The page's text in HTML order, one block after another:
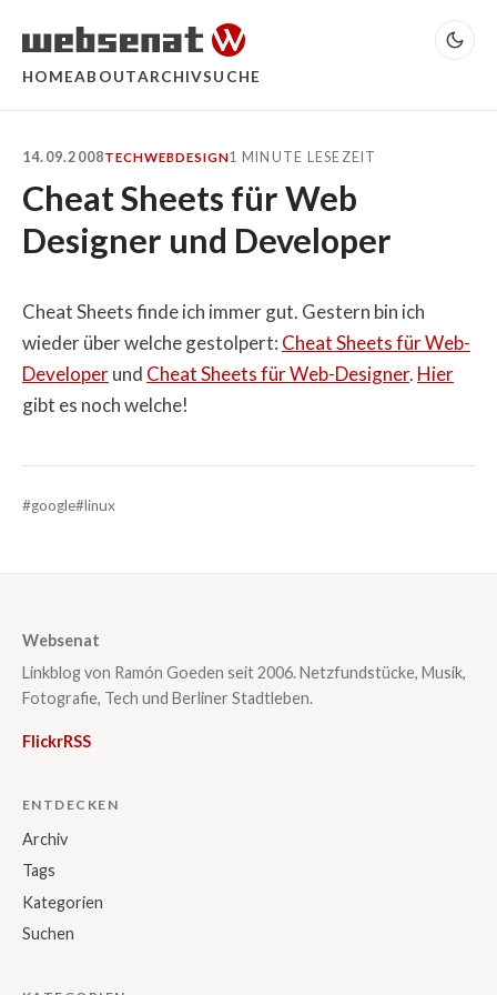
HOMEABOUTARCHIVSUCHE
14.09.2008TECHWEBDESIGN1 MINUTE LESEZEIT
Cheat Sheets für Web
Designer und Developer
Cheat Sheets finde ich immer gut. Gestern bin ich
wieder über welche gestolpert: Cheat Sheets für Web-
Developerund Cheat Sheets für Web-Designer. Hier
gibt es noch welche!
#google#linux
Websenat
Linkblog von Ramón Goeden seit 2006. Netzfundstücke, Musik,
Fotografie, Tech und Berliner Stadtleben.
FlickrRSS
ENTDECKEN
Archiv
Tags
Kategorien
Suchen